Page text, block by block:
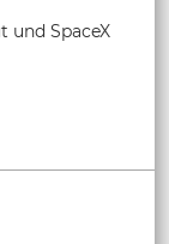
und SpaceX